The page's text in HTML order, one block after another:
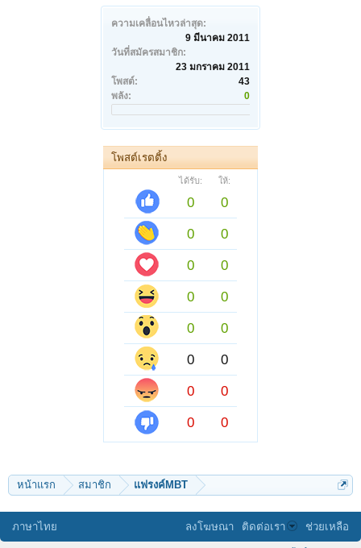
ความเคลื่อนไหวล่าสุด:
9 มีนาคม 2011
วันที่สมัครสมาชิก:
23 มกราคม 2011
โพสต์:
43
พลัง:
0
โพสต์เรตติ้ง
ได้รับ: ให้:
0
0
0
0
0
0
0
0
0
0
0
0
0
0
0
0
หน้าแรก สมาชิก แฟรงค์MBT
ภาษาไทย ลงโฆษณา ติดต่อเรา ช่วยเหลือ